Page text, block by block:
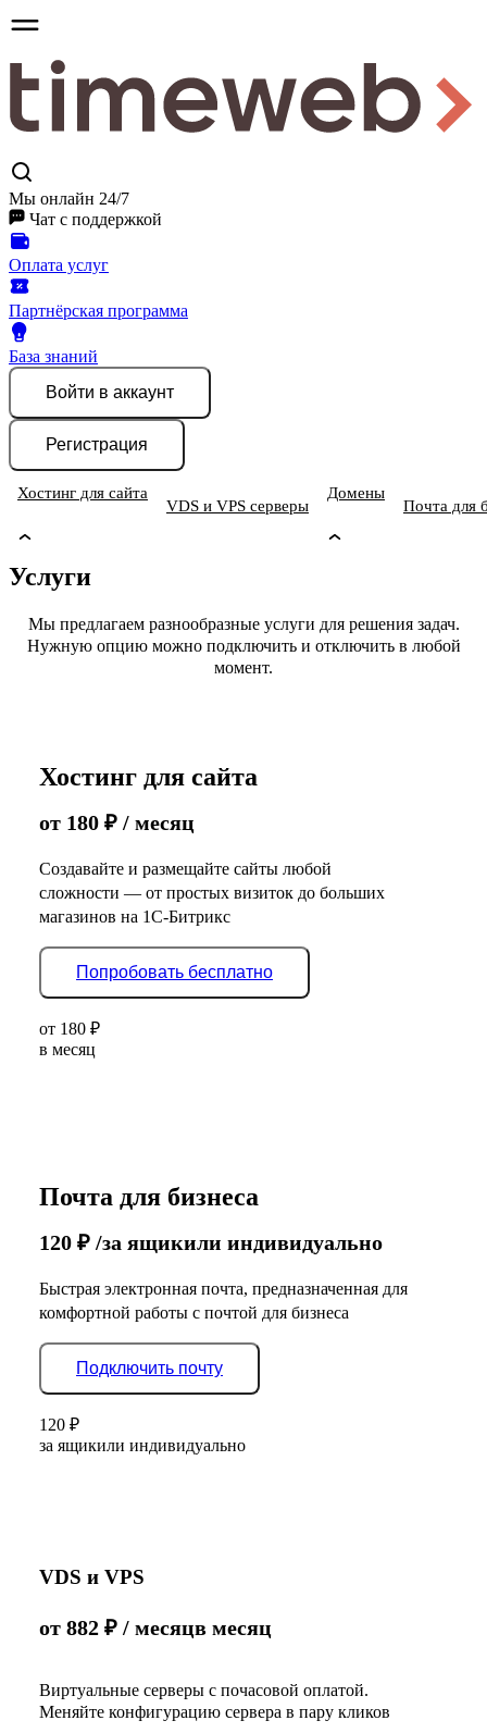
Мы онлайн 24/7
Чат с поддержкой
Оплата услуг
Партнёрская программа
База знаний
Войти в аккаунт
Регистрация
Хостинг для сайта
VDS и VPS серверы
Домены
Почта для
Услуги
Мы предлагаем разнообразные услуги для решения задач.
Нужную опцию можно подключить и отключить в любой
момент.
Хостинг для сайта
от 180 ₽ / месяц
Создавайте и размещайте сайты любой
сложности — от простых визиток до больших
магазинов на 1С-Битрикс
Попробовать бесплатно
от 180 ₽
в месяц
Почта для бизнеса
120 ₽ /за ящикили индивидуально
Быстрая электронная почта, предназначенная для
комфортной работы с почтой для бизнеса
Подключить почту
120 ₽
за ящикили индивидуально
VDS и VPS
Виртуальные серверы с почасовой оплатой.
Меняйте конфигурацию сервера в пару кликов
от 882 ₽ / месяцв месяц